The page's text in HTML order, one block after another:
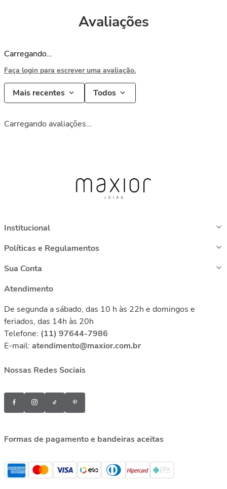
Avaliações
Carregando…
Faça login para escrever uma avaliação.
Mais recentes Todos
Carregando avaliações…
Institucional
Políticas e Regulamentos
Sua Conta
Atendimento
De segunda a sábado, das 10 h às 22h e domingos e
feriados, das 14h às 20h
Telefone: (11) 97644-7986
E-mail: atendimento@maxior.com.br
Nossas Redes Sociais
Formas de pagamento e bandeiras aceitas